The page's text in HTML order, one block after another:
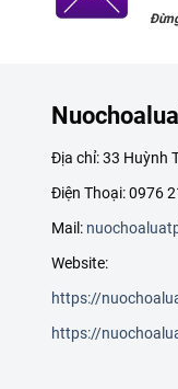
Địa chỉ: 33 Huỳnh
Điện Thoại: 0976
Mail:
Website:
https://
https://